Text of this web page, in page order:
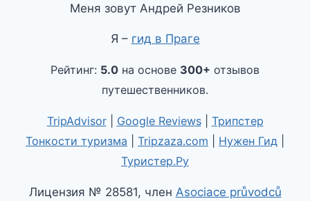
Меня зовут Андрей Резников
Я – гид в Праге
Рейтинг: 5.0 на основе 300+ отзывов
путешественников.
TripAdvisor| Google Reviews| Трипстер
Тонкости туризма
Tripzaza.com Нужен Гид
Туристер.Ру
Лицензия № 28581, член Asociace průvodců